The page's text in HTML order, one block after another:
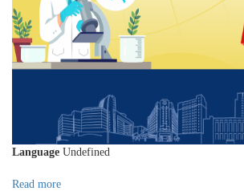
Program
3.0
程
甄
告
Language Undefined
Read more